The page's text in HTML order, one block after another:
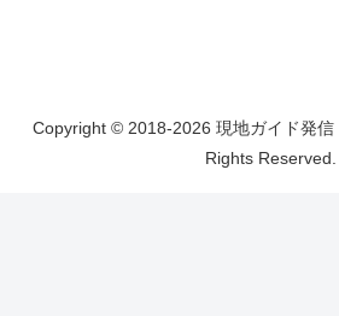
Copyright © 2018-2026 現地ガイド発信
Rights Reserved.